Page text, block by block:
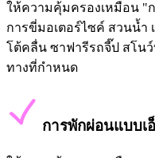
ให้ความคุ้มครองเหมือน "
การขี่มอเตอร์ไซค์ สวนน้ำ
โต้คลื่น ซาฟารีรถจี๊ป สโนว์
ทางที่กำหนด
การพักผ่อนแบบเ